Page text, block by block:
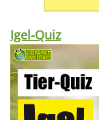
Igel-Quiz